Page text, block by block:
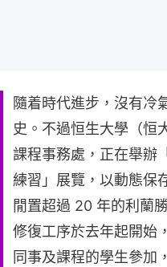
隨着時代進步，沒有冷
史。不過恒生大學（恒
課程事務處，正在舉辦
練習」展覽，以動態保
閒置超過 20 年的利蘭
修復工序於去年起開始
同事及課程的學生參加